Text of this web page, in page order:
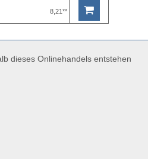
8,21**
dieses Onlinehandels entstehen